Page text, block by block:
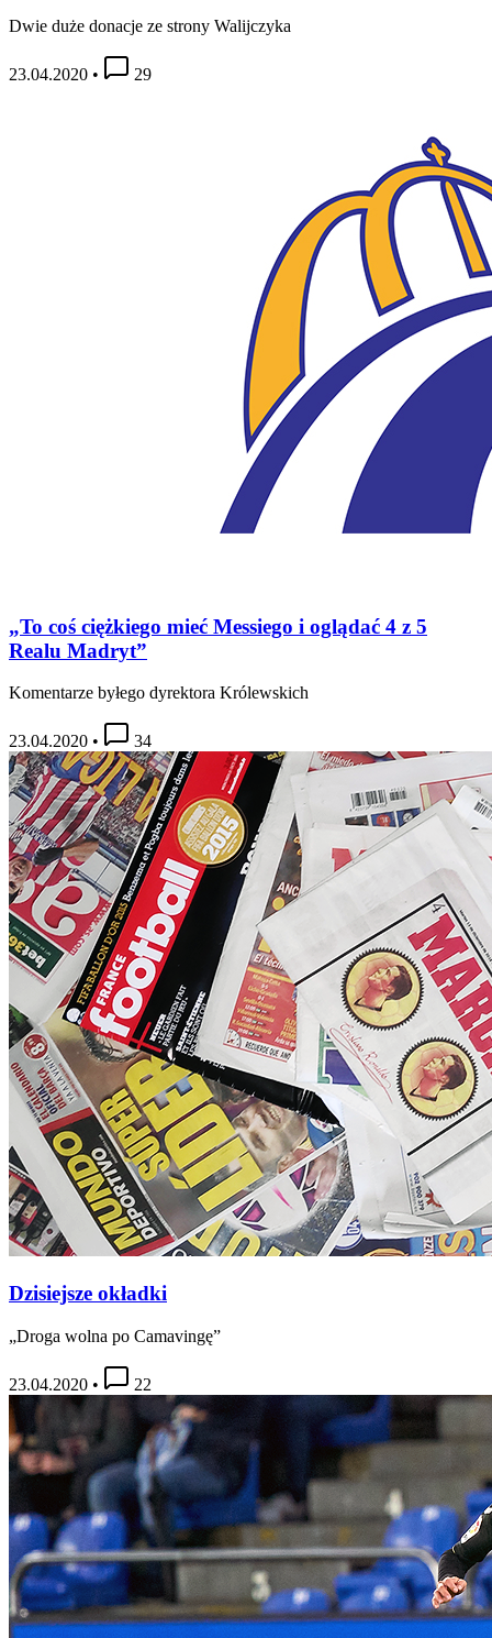
Dwie duże donacje ze strony Walijczyka
23.04.2020 • 29
„To coś ciężkiego mieć Messiego i oglądać 4 z 5
Realu Madryt”
Komentarze byłego dyrektora Królewskich
23.04.2020 • 34
Dzisiejsze okładki
„Droga wolna po Camavingę”
23.04.2020 • 22